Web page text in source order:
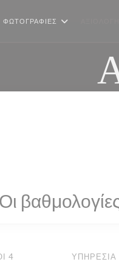
ΦΩΤΟΓΡΑΦΊΕΣ
Οι
4 ΥΠΗΡΕΣΊΑ